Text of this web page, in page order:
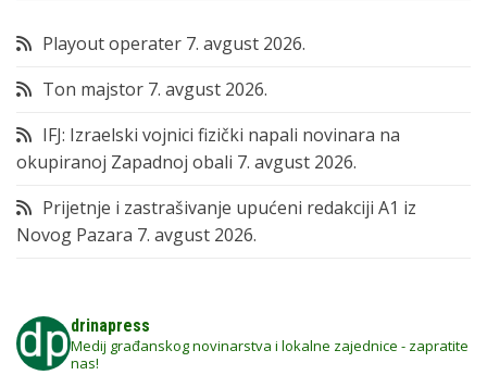
Playout operater 7. avgust 2026.
Ton majstor 7. avgust 2026.
IFJ: Izraelski vojnici fizički napali novinara na
okupiranoj Zapadnoj obali 7. avgust 2026.
Prijetnje i zastrašivanje upućeni redakciji A1 iz
Novog Pazara 7. avgust 2026.
drinapress
Medij građanskog novinarstva i lokalne zajednice - zapratite
nas!